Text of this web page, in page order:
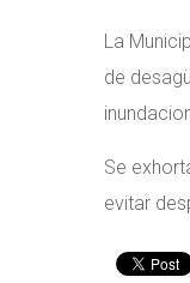
La
de
Se
evitar